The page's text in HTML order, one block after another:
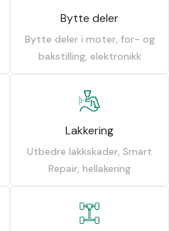
Bytte deler
Bytte deler i moter, for- og
bakstilling, elektronikk
Lakkering
Utbedre lakkskader, Smart
Repair, hellakering